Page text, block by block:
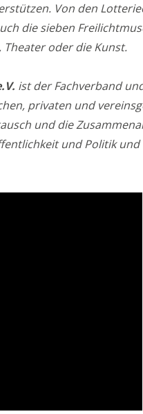
Von den
die sieben
oder die Kunst.
ist der Fachverband
privaten und
und die
und Politik